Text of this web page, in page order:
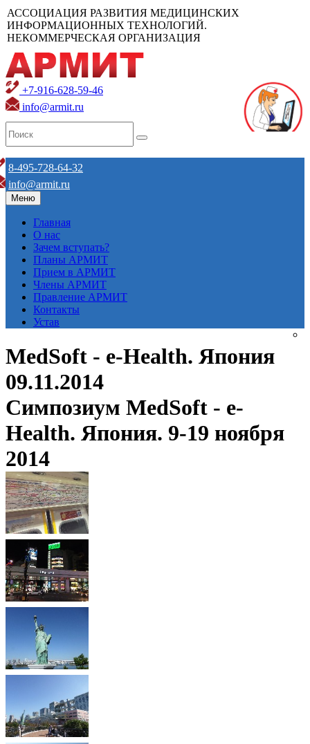
АССОЦИАЦИЯ РАЗВИТИЯ МЕДИЦИНСКИХ
ИНФОРМАЦИОННЫХ ТЕХНОЛОГИЙ.
НЕКОММЕРЧЕСКАЯ ОРГАНИЗАЦИЯ
+7-916-628-59-46
info@armit.ru
8-495-728-64-32
info@armit.ru
Меню
Главная
О нас
Зачем вступать?
Планы АРМИТ
Прием в АРМИТ
Члены АРМИТ
Правление АРМИТ
Контакты
Устав
MedSoft - e-Health. Япония
09.11.2014
Симпозиум MedSoft - e-
Health. Япония. 9-19 ноября
2014